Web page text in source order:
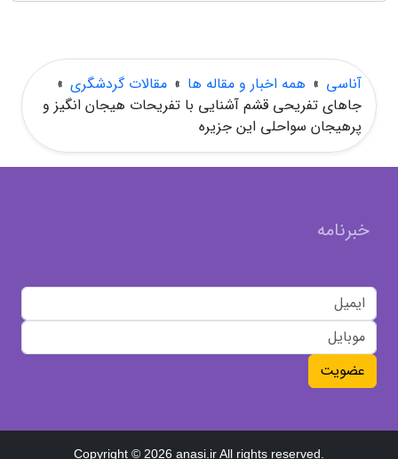
آناسی » همه اخبار و مقاله ها » مقالات گردشگری »
جاهای تفریحی قشم آشنایی با تفریحات هیجان انگیز و
پرهیجان سواحلی این جزیره
خبرنامه
عضویت
Copyright © 2026 anasi.ir All rights reserved.